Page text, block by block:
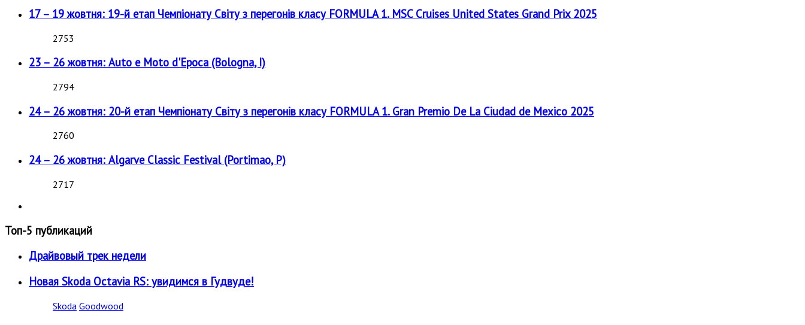
17 – 19 жовтня: 19-й етап Чемпіонату Світу з перегонів класу FORMULA 1. MSC Cruises United States Grand Prix 2025
2753
23 – 26 жовтня: Auto e Moto d'Epoca (Bologna, I)
2794
24 – 26 жовтня: 20-й етап Чемпіонату Світу з перегонів класу FORMULA 1. Gran Premio De La Ciudad de Mexico 2025
2760
24 – 26 жовтня: Algarve Classic Festival (Portimao, P)
2717
Топ-5 публикаций
Драйвовый трек недели
Новая Skoda Octavia RS: увидимся в Гудвуде!
Skoda Goodwood